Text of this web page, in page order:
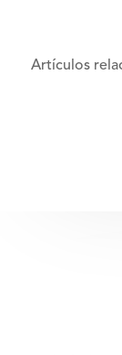
Artículos